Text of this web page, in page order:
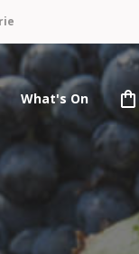
What's On